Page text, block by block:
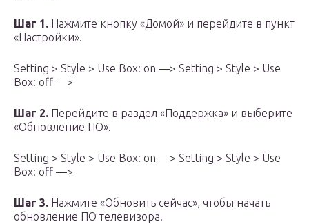
Шаг 1. Нажмите кнопку «Домой» и перейдите в пункт
«Настройки».
Setting > Style > Use Box: on —> Setting > Style > Use
Box: off —>
Шаг 2. Перейдите в раздел «Поддержка» и выберите
«Обновление ПО».
Setting > Style > Use Box: on —> Setting > Style > Use
Box: off —>
Шаг 3. Нажмите «Обновить сейчас», чтобы начать
обновление ПО телевизора.